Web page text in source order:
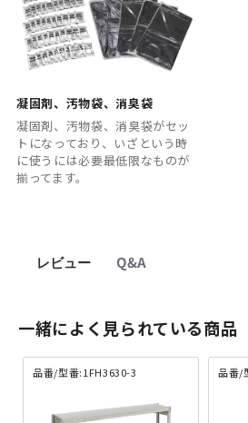
凝固剤、汚物袋、消臭袋
凝固剤、汚物袋、消臭袋がセッ
トになっており、いざという時
に使うには必要最低限なものが
揃ってます。
レビュー Q&A
一緒によく見られている商品
品番/型番:1FH3630-3 品番/